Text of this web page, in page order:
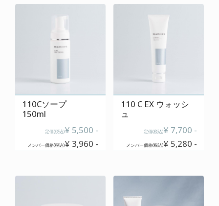
110Cソープ
150ml
定価(税込)¥ 5,500 -
メンバー価格(税込)¥ 3,960 -
110 C EX ウォッシ
ュ
定価(税込)¥ 7,700 -
メンバー価格(税込)¥ 5,280 -